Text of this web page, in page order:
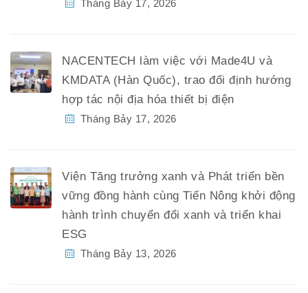
Tháng Bảy 17, 2026
NACENTECH làm việc với Made4U và
KMDATA (Hàn Quốc), trao đổi định hướng
hợp tác nội địa hóa thiết bị điện
Tháng Bảy 17, 2026
Viện Tăng trưởng xanh và Phát triển bền
vững đồng hành cùng Tiến Nông khởi động
hành trình chuyển đổi xanh và triển khai
ESG
Tháng Bảy 13, 2026